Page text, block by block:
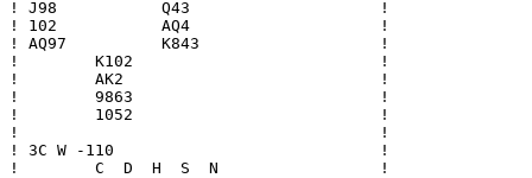
! J98           Q43                    !
! 102           AQ4                    !
! AQ97          K843                   !
!        K102                          !
!        AK2                           !
!        9863                          !
!        1052                          !
!                                      !
! 3C W -110                            !
!        C  D  H  S  N                 !